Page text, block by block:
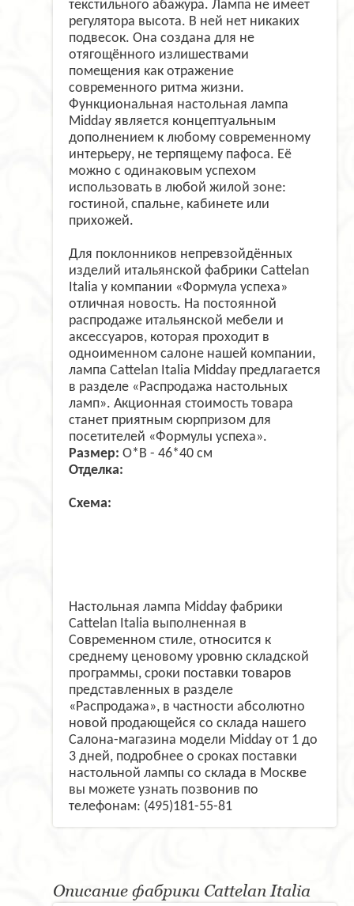
текстильного абажура. Лампа не имеет
регулятора высота. В ней нет никаких
подвесок. Она создана для не
отягощённого излишествами
помещения как отражение
современного ритма жизни.
Функциональная настольная лампа
Midday является концептуальным
дополнением к любому современному
интерьеру, не терпящему пафоса. Её
можно с одинаковым успехом
использовать в любой жилой зоне:
гостиной, спальне, кабинете или
прихожей.
Для поклонников непревзойдённых
изделий итальянской фабрики Cattelan
Italia у компании «Формула успеха»
отличная новость. На постоянной
распродаже итальянской мебели и
аксессуаров, которая проходит в
одноименном салоне нашей компании,
лампа Cattelan Italia Midday предлагается
в разделе «Распродажа настольных
ламп». Акционная стоимость товара
станет приятным сюрпризом для
посетителей «Формулы успеха».
Размер: О*В - 46*40 cм
Отделка:
Схема:
Настольная лампа Midday фабрики
Cattelan Italia выполненная в
Современном стиле, относится к
среднему ценовому уровню складской
программы, сроки поставки товаров
представленных в разделе
«Распродажа», в частности абсолютно
новой продающейся со склада нашего
Салона-магазина модели Midday от 1 до
3 дней, подробнее о сроках поставки
настольной лампы со склада в Москве
вы можете узнать позвонив по
телефонам: (495)181-55-81
Описание фабрики Cattelan Italia